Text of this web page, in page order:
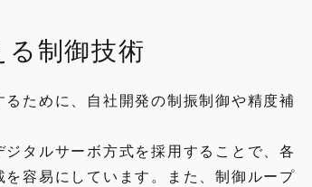
制御技術
ために、自社開発の制振制御や精度補
タルサーボ方式を採用することで、各
容易にしています。また、制御ループ